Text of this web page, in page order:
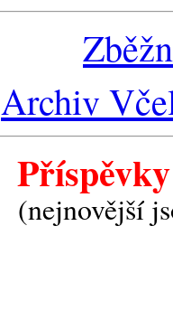
Archiv
(nejnovější